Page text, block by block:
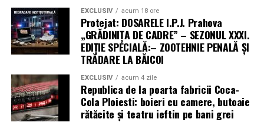
EXCLUSIV acum 18 ore
Protejat: DOSARELE I.P.J. Prahova
„GRĂDINIȚA DE CADRE” – SEZONUL XXXI.
EDIȚIE SPECIALĂ:– ZOOTEHNIE PENALĂ ȘI
TRĂDARE LA BĂICOI
EXCLUSIV acum 4 zile
Republica de la poarta fabricii Coca-
Cola Ploiesti: boieri cu camere, butoaie
rătăcite și teatru ieftin pe bani grei